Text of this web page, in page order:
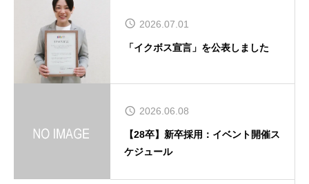
2026.07.01
「イクボス宣言」を公表しました
2026.06.08
【28卒】新卒採用：イベント開催ス
ケジュール